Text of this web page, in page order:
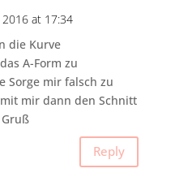
2016 at 17:34
die Kurve
A-Form zu
Sorge mir falsch zu
mir dann den Schnitt
Reply